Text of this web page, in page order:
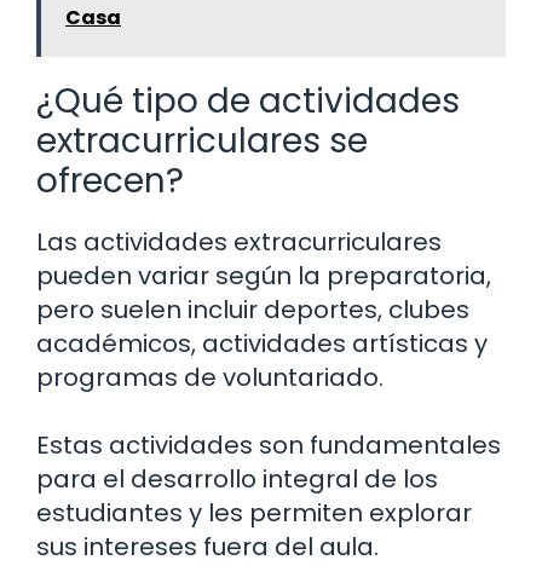
Casa
¿Qué tipo de actividades
extracurriculares se
ofrecen?
Las actividades extracurriculares
pueden variar según la preparatoria,
pero suelen incluir deportes, clubes
académicos, actividades artísticas y
programas de voluntariado.
Estas actividades son fundamentales
para el desarrollo integral de los
estudiantes y les permiten explorar
sus intereses fuera del aula.